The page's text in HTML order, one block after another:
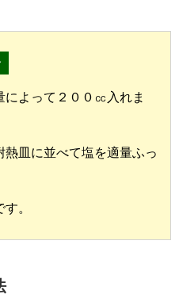
よって２００㏄入れま
皿に並べて塩を適量ふっ
す。